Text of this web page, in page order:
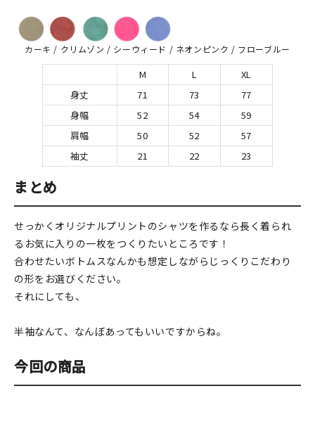
カーキ / クリムゾン / シーウィード / ネオンピンク / フローブルー
M L
XL
身丈
71 73
77
身幅
52 54
59
肩幅
50 52
57
袖丈
21 22 23
まとめ
せっかくオリジナルプリントのシャツを作るなら長く着られ
るお気に入りの一枚をつくりたいところです！
合わせたいボトムスなんかも想定しながらじっくりこだわり
の形をお選びください。
それにしても、
半袖なんて、なんぼあってもいいですからね。
今回の商品